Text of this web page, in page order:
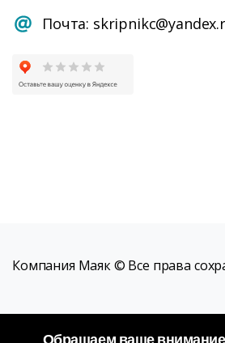
Почта:
Компания Маяк © Все права